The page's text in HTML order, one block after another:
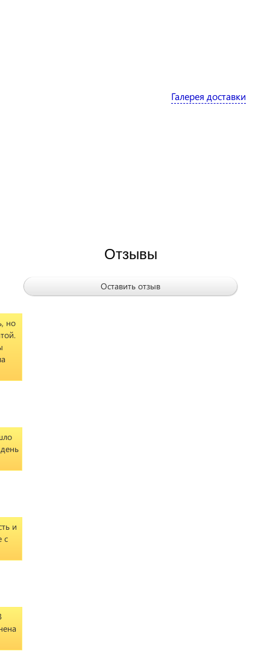
Галерея доставки
Отзывы
Оставить отзыв
но
и
с